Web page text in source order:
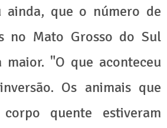
ainda, que o número de
no Mato Grosso do Sul
maior. "O que aconteceu
Os animais que
quente estiveram